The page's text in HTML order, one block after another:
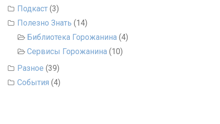
Подкаст (3)
Полезно Знать (14)
Библиотека Горожанина (4)
Сервисы Горожанина (10)
Разное (39)
События (4)